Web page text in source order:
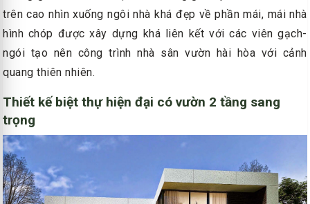
trên cao nhìn xuống ngôi nhà khá đẹp về phần mái, mái nhà
hình chóp được xây dựng khá liên kết với các viên gạch-
ngói tạo nên công trình nhà sân vườn hài hòa với cảnh
quang thiên nhiên.
Thiết kế biệt thự hiện đại có vườn 2 tầng sang
trọng